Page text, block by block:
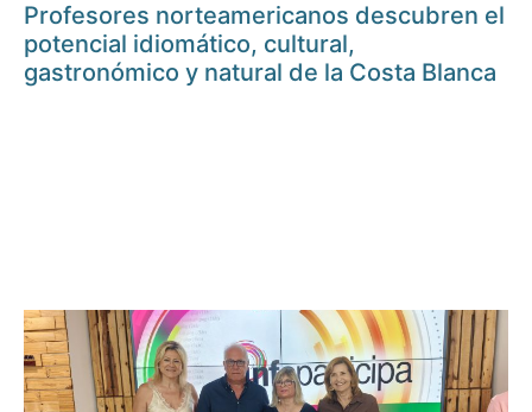
Profesores norteamericanos descubren el
potencial idiomático, cultural,
gastronómico y natural de la Costa Blanca